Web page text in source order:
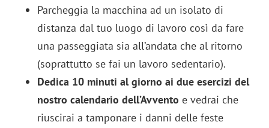
Parcheggia la macchina ad un isolato di
distanza dal tuo luogo di lavoro così da fare
una passeggiata sia all’andata che al ritorno
(soprattutto se fai un lavoro sedentario).
Dedica 10 minuti al giorno ai due esercizi del
nostro calendario dell’Avvento e vedrai che
riuscirai a tamponare i danni delle feste